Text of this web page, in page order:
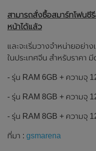
สามารถสั่งซื้อสมาร์ทโฟนซี
หน้าได้แล้ว
และจะเริ่มวางจำหน่ายอย่า
ในประเทศจีน สำหรับราคา
- รุ่น RAM 6GB + ความจุ
- รุ่น RAM 8GB + ความจุ
- รุ่น RAM 8GB + ความจุ
ที่มา : gsmarena